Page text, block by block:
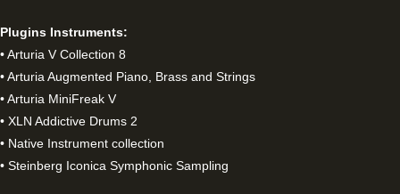
Plugins Instruments:
• Arturia V Collection 8
• Arturia Augmented Piano, Brass and Strings
• Arturia MiniFreak V
• XLN Addictive Drums 2
• Native Instrument collection
• Steinberg Iconica Symphonic Sampling